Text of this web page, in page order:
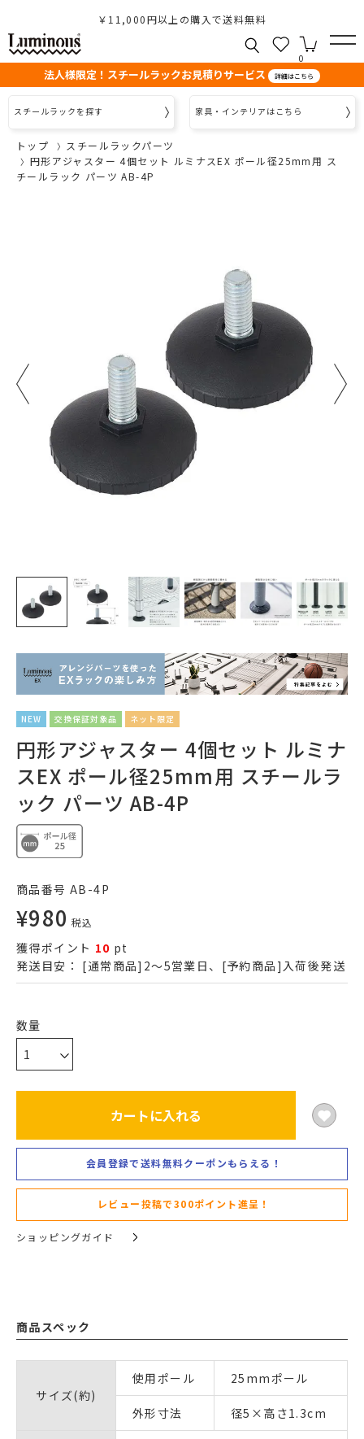
￥11,000円以上の購入で送料無料
0
法人様限定！スチールラックお見積りサービス 詳細はこちら
スチールラックを探す 家具・インテリアはこちら
トップ
スチールラックパーツ
円形アジャスター 4個セット ルミナスEX ポール径25mm用 ス
チールラック パーツ AB-4P
NEW 交換保証対象品 ネット限定
円形アジャスター 4個セット ルミナ
スEX ポール径25mm用 スチールラ
ック パーツ AB-4P
商品番号 AB-4P
¥980 税込
獲得ポイント 10 pt
発送目安： [通常商品]2～5営業日、[予約商品]入荷後発送
カートに入れる
会員登録で送料無料クーポンもらえる！
レビュー投稿で300ポイント進呈！
ショッピングガイド
商品スペック
サイズ(約)
使用ポール 25mmポール
外形寸法 径5×高さ1.3cm